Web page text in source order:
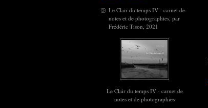
Le Clair du temps IV - carnet de
notes et de photographies, par
Frédéric Tison, 2021
Le Clair du temps IV - carnet de
notes et de photographies